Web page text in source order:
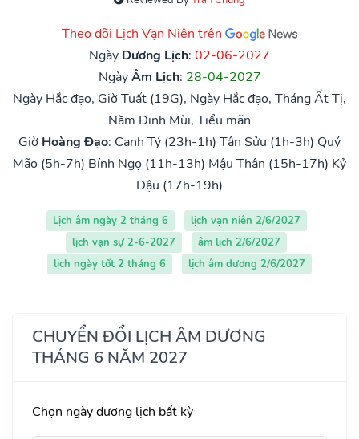
Theo dõi Lịch Vạn Niên trên
Ngày Dương Lịch: 02-06-2027
NgàyÂm Lịch: 28-04-2027
Ngày Hắc đạo, Giờ Tuất (19G), Ngày Hắc đạo, Tháng Ất Tị,
Năm Đinh Mùi, Tiểu mãn
Giờ Hoàng Đạo: Canh Tý (23h-1h) Tân Sửu (1h-3h) Quý
Mão (5h-7h) Bính Ngọ (11h-13h) Mậu Thân (15h-17h) Kỷ
Dậu (17h-19h)
Lịch âm ngày 2 tháng 6
lịch vạn niên 2/6/2027
lịch vạn sự 2-6-2027
âm lịch 2/6/2027
lịch ngày tốt 2 tháng 6
lịch âm dương 2/6/2027
CHUYỂN ĐỔI LỊCH ÂM DƯƠNG
THÁNG 6 NĂM 2027
Chọn ngày dương lịch bất kỳ